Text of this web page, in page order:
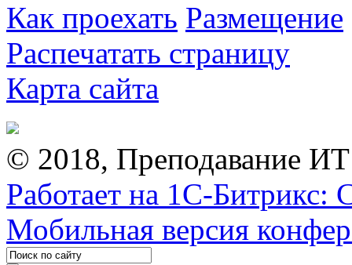
Как проехать Размещение
Распечатать страницу
Карта сайта
© 2018, Преподавание
Работает на 1С-Битрикс:
Мобильная версия